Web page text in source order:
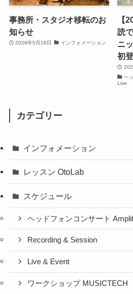
事務所・スタジオ移転のお
知らせ
2026年5月18日 インフォメーション
【
読
ニ
初
ヘ
Live
カテゴリー
インフォメーション
レッスン OtoLab
スケジュール
ヘッドフォンコンサート
Recording & Session
Live & Event
ワークショップ MUSICTECH